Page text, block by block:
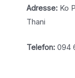
Adresse:Ko
Thani
Telefon:094